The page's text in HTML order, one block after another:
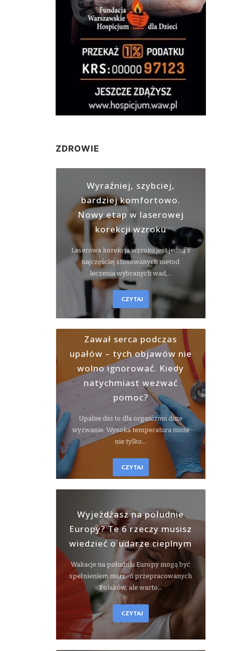
ZDROWIE
Wyraźniej, szybciej,
bardziej komfortowo.
Nowy etap w laserowej
korekcji wzroku
Laserowa korekcja wzroku jest jedną z
najczęściej stosowanych metod
leczenia wybranych wad,…
CZYTAJ
Zawał serca podczas
upałów – tych objawów nie
wolno ignorować. Kiedy
natychmiast wezwać
pomoc?
Upalne dni to dla organizmu duże
wyzwanie. Wysoka temperatura może
nie tylko…
CZYTAJ
Wyjeżdżasz na południe
Europy? Te 6 rzeczy musisz
wiedzieć o udarze cieplnym
Wakacje na południu Europy mogą być
spełnieniem marzeń przepracowanych
Polaków, ale warto…
CZYTAJ